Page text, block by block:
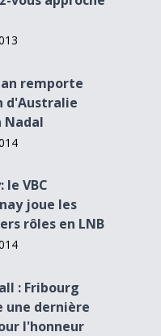
face à
remporte
d'Australie
Nadal
rôles en LNB
le VBC
joue les
rôles en LNB
fois pour
: Fribourg
une dernière
l'honneur